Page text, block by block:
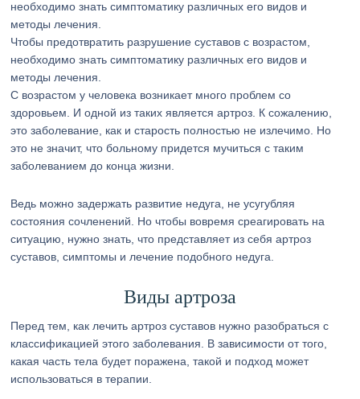
Чтобы предотвратить разрушение суставов с возрастом,
необходимо знать симптоматику различных его видов и
методы лечения.
С возрастом у человека возникает много проблем со
здоровьем. И одной из таких является артроз. К сожалению,
это заболевание, как и старость полностью не излечимо. Но
это не значит, что больному придется мучиться с таким
заболеванием до конца жизни.
Ведь можно задержать развитие недуга, не усугубляя
состояния сочленений. Но чтобы вовремя среагировать на
ситуацию, нужно знать, что представляет из себя артроз
суставов, симптомы и лечение подобного недуга.
Виды артроза
Перед тем, как лечить артроз суставов нужно разобраться с
классификацией этого заболевания. В зависимости от того,
какая часть тела будет поражена, такой и подход может
использоваться в терапии.